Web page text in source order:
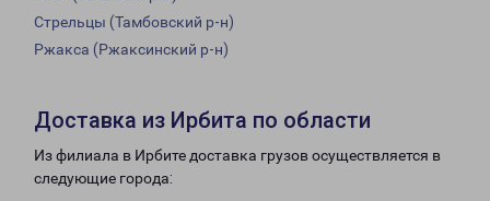
Стрельцы (Тамбовский р-н)
Ржакса (Ржаксинский р-н)
Доставка из Ирбита по области
Из филиала в Ирбите доставка грузов осуществляется в
следующие города: